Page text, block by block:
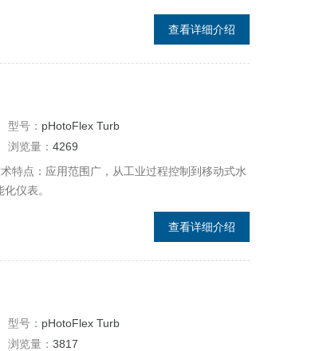
设计，结构小巧，操作舒适简单。
查看详细介绍
型号： pHotoFlex Turb
浏览量： 4269
特点：应用范围广，从工业过程控制到移动式水
仪表。
查看详细介绍
型号： pHotoFlex Turb
浏览量： 3817